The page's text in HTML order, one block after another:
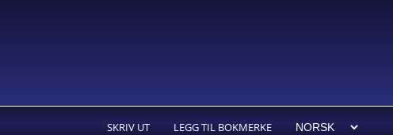
SKRIV UT LEGG TIL BOKMERKE